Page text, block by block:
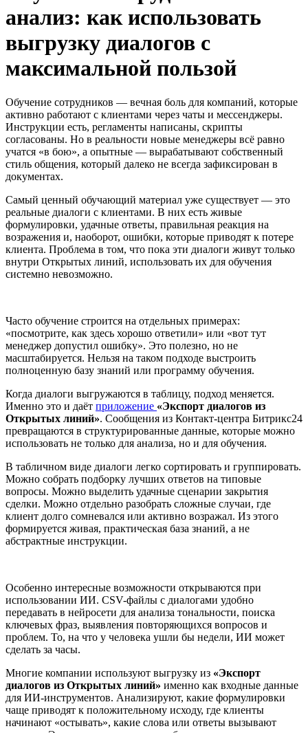
анализ: как использовать
выгрузку диалогов с
максимальной пользой
Обучение сотрудников — вечная боль для компаний, которые
активно работают с клиентами через чаты и мессенджеры.
Инструкции есть, регламенты написаны, скрипты
согласованы. Но в реальности новые менеджеры всё равно
учатся «в бою», а опытные — вырабатывают собственный
стиль общения, который далеко не всегда зафиксирован в
документах.
Самый ценный обучающий материал уже существует — это
реальные диалоги с клиентами. В них есть живые
формулировки, удачные ответы, правильная реакция на
возражения и, наоборот, ошибки, которые приводят к потере
клиента. Проблема в том, что пока эти диалоги живут только
внутри Открытых линий, использовать их для обучения
системно невозможно.
Часто обучение строится на отдельных примерах:
«посмотрите, как здесь хорошо ответили» или «вот тут
менеджер допустил ошибку». Это полезно, но не
масштабируется. Нельзя на таком подходе выстроить
полноценную базу знаний или программу обучения.
Когда диалоги выгружаются в таблицу, подход меняется.
Именно это и даёт приложение «Экспорт диалогов из
Открытых линий». Сообщения из Контакт-центра Битрикс24
превращаются в структурированные данные, которые можно
использовать не только для анализа, но и для обучения.
В табличном виде диалоги легко сортировать и группировать.
Можно собрать подборку лучших ответов на типовые
вопросы. Можно выделить удачные сценарии закрытия
сделки. Можно отдельно разобрать сложные случаи, где
клиент долго сомневался или активно возражал. Из этого
формируется живая, практическая база знаний, а не
абстрактные инструкции.
Особенно интересные возможности открываются при
использовании ИИ. CSV-файлы с диалогами удобно
передавать в нейросети для анализа тональности, поиска
ключевых фраз, выявления повторяющихся вопросов и
проблем. То, на что у человека ушли бы недели, ИИ может
сделать за часы.
Многие компании используют выгрузку из «Экспорт
диалогов из Открытых линий» именно как входные данные
для ИИ-инструментов. Анализируют, какие формулировки
чаще приводят к положительному исходу, где клиенты
начинают «остывать», какие слова или ответы вызывают